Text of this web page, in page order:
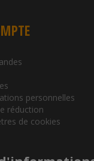
personnelles
réduction
de cookies